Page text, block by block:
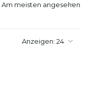
Anzeigen: